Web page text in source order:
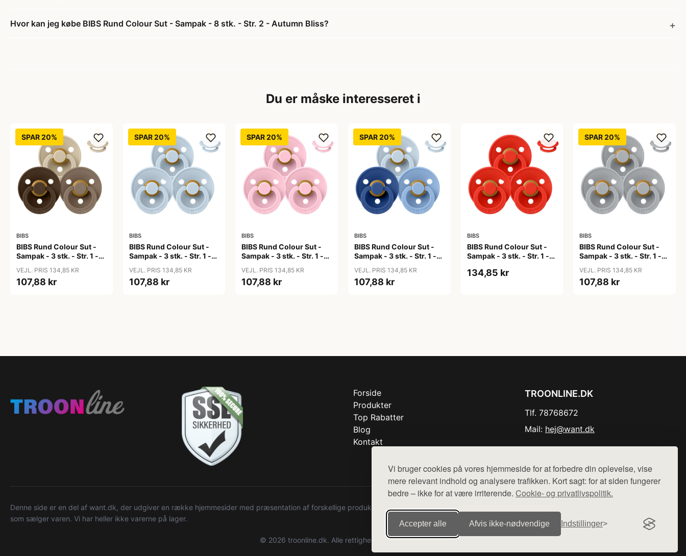
Vi bruger cookies på vores hjemmeside for at forbedre din oplevelse, vise
mere relevant indhold og analysere trafikken. Kort sagt: for at siden fungerer
bedre – ikke for at være irriterende. Cookie- og privatlivspolitik.
Accepter alle Afvis ikke‑nødvendige Indstillinger
Hvor kan jeg købe BIBS Rund Colour Sut - Sampak - 8 stk. - Str. 2 - Autumn Bliss?
Du er måske interesseret i
SPAR 20%
BIBS
BIBS Rund Colour Sut -
Sampak - 3 stk. - Str. 1 -
VEJL. PRIS 134,85 KR
107,88 kr
SPAR 20%
BIBS
BIBS Rund Colour Sut -
Sampak - 3 stk. - Str. 1 -
VEJL. PRIS 134,85 KR
107,88 kr
SPAR 20%
BIBS
BIBS Rund Colour Sut -
Sampak - 3 stk. - Str. 1 -
VEJL. PRIS 134,85 KR
107,88 kr
SPAR 20%
BIBS
BIBS Rund Colour Sut -
Sampak - 3 stk. - Str. 1 -
VEJL. PRIS 134,85 KR
107,88 kr
BIBS
BIBS Rund Colour Sut -
Sampak - 3 stk. - Str. 1 -
134,85 kr
SPAR 20%
BIBS
BIBS Rund Colour Sut -
Sampak - 3 stk. - Str. 1 -
VEJL. PRIS 134,85 KR
107,88 kr
Forside
Produkter
Top Rabatter
Blog
Kontakt
TROONLINE.DK
Tlf. 78768672
Mail: hej@want.dk
Denne side er en del af want.dk, der udgiver en række hjemmesider med præsentation af forskellige produkter fra diverse webshops. Der sælges ikke varer fra denne side - vi henviser til de shops,
som sælger varen. Vi har heller ikke varerne på lager.
© 2026 troonline.dk. Alle rettigheder forbeholdes.